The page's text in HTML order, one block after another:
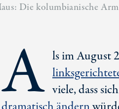
Die kolumbianische
A ls im August
viele, dass